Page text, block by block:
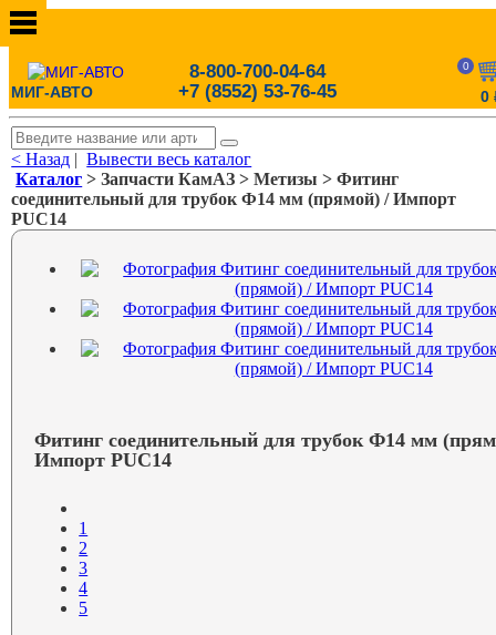
МИГ-АВТО
8-800-700-04-64
+7 (8552) 53-76-45
0
0
< Назад |Вывести весь каталог
Каталог > Запчасти КамАЗ > Метизы > Фитинг
соединительный для трубок Ф14 мм (прямой) / Импорт
PUC14
Фитинг соединительный для трубок Ф14 мм
Импорт PUC14
1
2
3
4
5